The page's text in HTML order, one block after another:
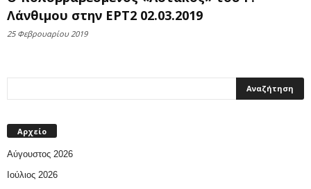
Λάνθιμου στην ΕΡΤ2 02.03.2019
25 Φεβρουαρίου 2019
Αρχείο
Αύγουστος 2026
Ιούλιος 2026